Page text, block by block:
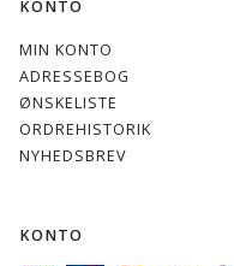
KONTO
MIN KONTO
ADRESSEBOG
ØNSKELISTE
ORDREHISTORIK
NYHEDSBREV
KONTO